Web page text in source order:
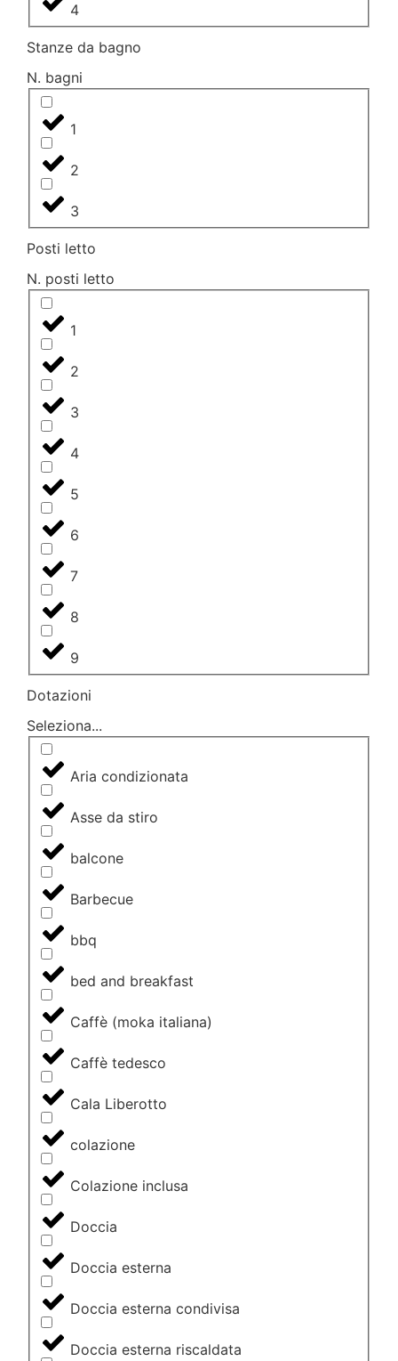
4
Stanze da bagno
N. bagni
1
2
3
Posti letto
N. posti letto
1
2
3
4
5
6
7
8
9
Dotazioni
Seleziona...
Aria condizionata
Asse da stiro
balcone
Barbecue
bbq
bed and breakfast
Caffè (moka italiana)
Caffè tedesco
Cala Liberotto
colazione
Colazione inclusa
Doccia
Doccia esterna
Doccia esterna condivisa
Doccia esterna riscaldata